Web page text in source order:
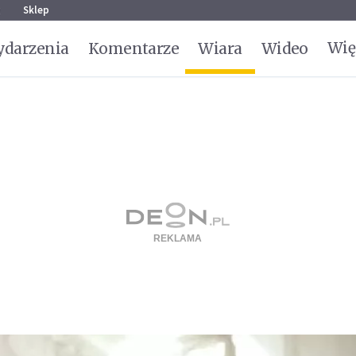
Sklep
Komentarze Wiara Wideo